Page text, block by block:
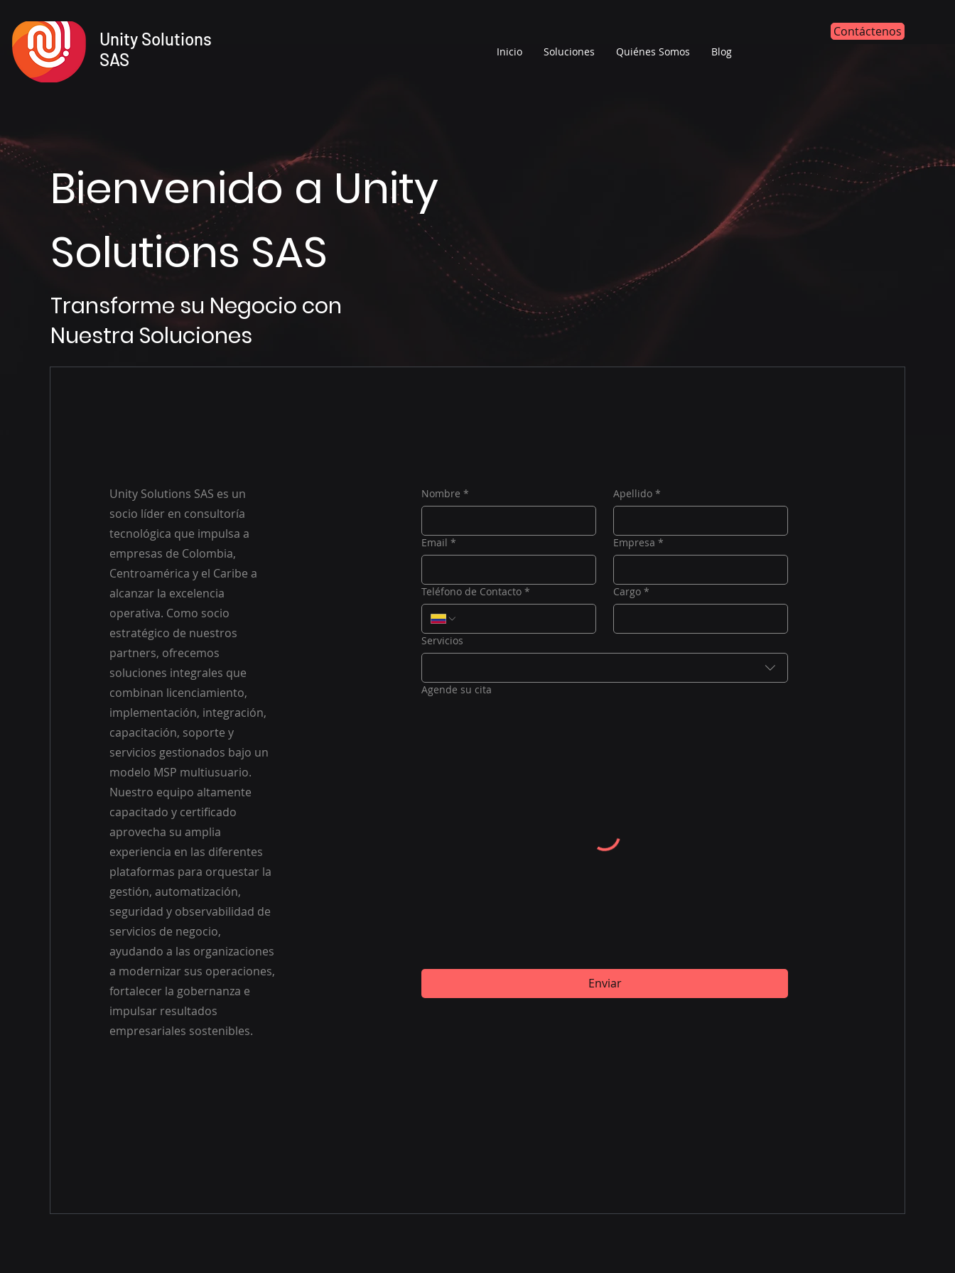
Unity Solutions
SAS
Inicio Soluciones Quiénes Somos Blog
Contáctenos
Bienvenido a Unity
Solutions SAS
Transforme su Negocio con
Nuestra Soluciones
Unity Solutions SAS es un
socio líder en consultoría
tecnológica que impulsa a
empresas de Colombia,
Centroamérica y el Caribe a
alcanzar la excelencia
operativa. Como socio
estratégico de nuestros
partners, ofrecemos
soluciones integrales que
combinan licenciamiento,
implementación, integración,
capacitación, soporte y
servicios gestionados bajo un
modelo MSP multiusuario.
Nuestro equipo altamente
capacitado y certificado
aprovecha su amplia
experiencia en las diferentes
plataformas para orquestar la
gestión, automatización,
seguridad y observabilidad de
servicios de negocio,
ayudando a las organizaciones
a modernizar sus operaciones,
fortalecer la gobernanza e
impulsar resultados
empresariales sostenibles.
Nombre * Apellido *
Email * Empresa *
Teléfono de Contacto * Cargo *
Servicios
Agende su cita
Enviar